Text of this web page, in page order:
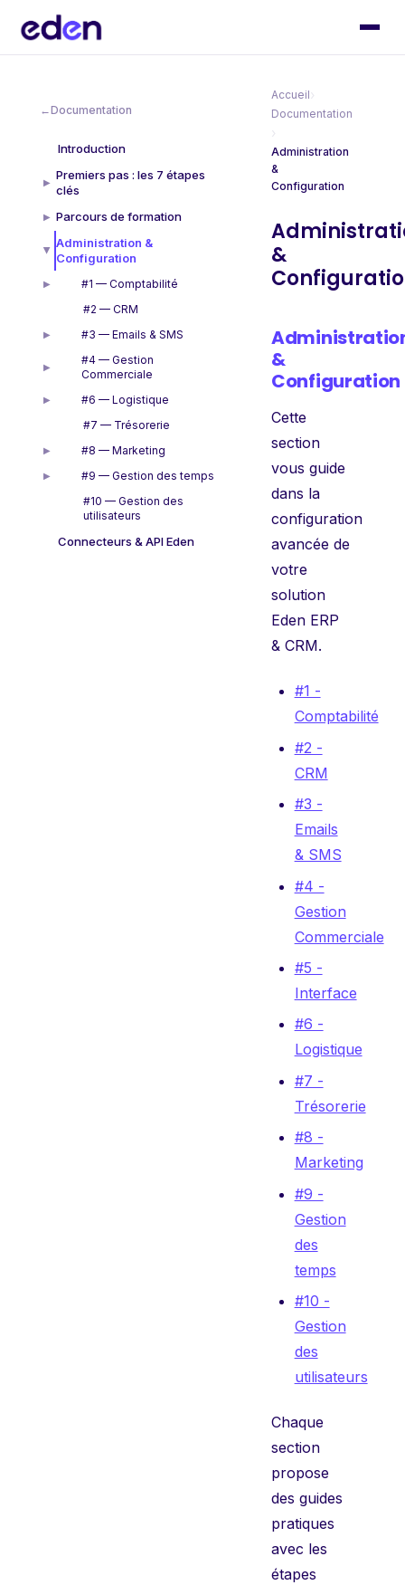
←Documentation
Introduction
▶
Premiers pas : les 7 étapes
clés
▶ Parcours de formation
▶
Administration &
Configuration
▶
#1 — Comptabilité
#2 — CRM
▶ #3 — Emails & SMS
▶
#4 — Gestion
Commerciale
▶
#6 — Logistique
#7 — Trésorerie
▶ #8 — Marketing
▶
#9 — Gestion des temps
#10 — Gestion des
utilisateurs
Connecteurs & API Eden
Accueil
Documentation
Administration
&
Configuration
&
&
Configuration
Cette
section
vous guide
dans la
configuration
avancée de
votre
solution
Eden ERP
& CRM.
#1 -
Comptabilité
#2 -
CRM
#3 -
Emails
& SMS
#4 -
Gestion
Commerciale
#5 -
Interface
#6 -
Logistique
#7 -
Trésorerie
#8 -
Marketing
#9 -
Gestion
des
temps
#10 -
Gestion
des
utilisateurs
Chaque
section
propose
des guides
pratiques
avec les
étapes